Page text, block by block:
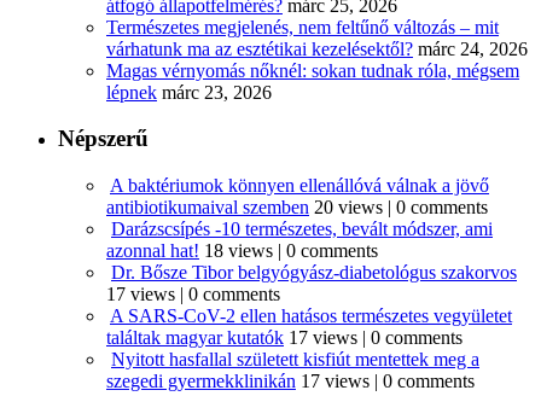
átfogó állapotfelmérés? márc 25, 2026
Természetes megjelenés, nem feltűnő változás – mit
várhatunk ma az esztétikai kezelésektől? márc 24, 2026
Magas vérnyomás nőknél: sokan tudnak róla, mégsem
lépnek márc 23, 2026
Népszerű
A baktériumok könnyen ellenállóvá válnak a jövő
antibiotikumaival szemben 20 views | 0 comments
Darázscsípés -10 természetes, bevált módszer, ami
azonnal hat! 18 views | 0 comments
Dr. Bősze Tibor belgyógyász-diabetológus szakorvos
17 views | 0 comments
A SARS-CoV-2 ellen hatásos természetes vegyületet
találtak magyar kutatók 17 views | 0 comments
Nyitott hasfallal született kisfiút mentettek meg a
szegedi gyermekklinikán 17 views | 0 comments